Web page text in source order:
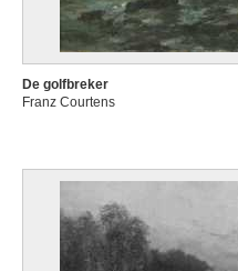
De golfbreker
Franz Courtens